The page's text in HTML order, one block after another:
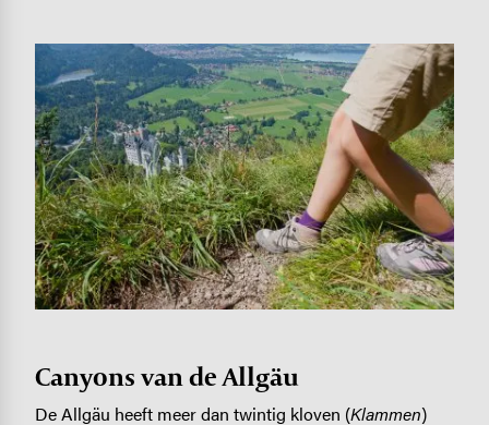
Image
Canyons van de Allgäu
De Allgäu heeft meer dan twintig kloven (Klammen)